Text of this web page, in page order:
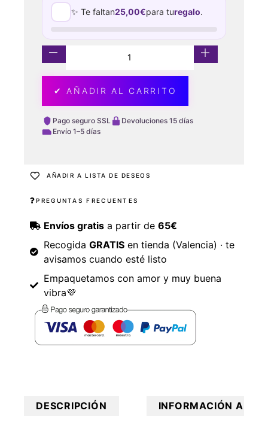
✨ Te faltan25,00€para turegalo.
✔ AÑADIR AL CARRITO
Pago seguro SSL
Devoluciones 15 días
Envío 1–5 días
AÑADIR A LISTA DE DESEOS
PREGUNTAS FRECUENTES
Envíos gratisa partir de 65€
Recogida GRATISen tienda (Valencia) · te
avisamos cuando esté listo
Empaquetamos con amor y muy buena
vibra💜
DESCRIPCIÓN INFORMACIÓN